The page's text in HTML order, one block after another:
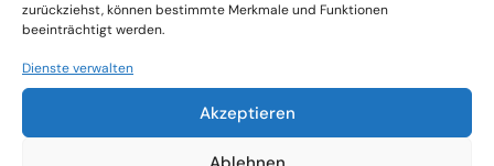
zurückziehst, können bestimmte Merkmale und Funktionen
beeinträchtigt werden.
Dienste verwalten
Akzeptieren